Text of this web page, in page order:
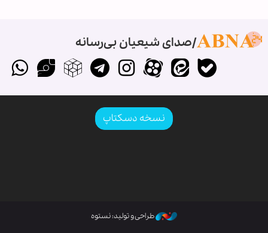
صدای شیعیان بی‌رسانه
نسخه دسکتاپ
طراحی و تولید: نستوه